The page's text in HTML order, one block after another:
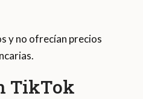
y no ofrecían precios
TikTok